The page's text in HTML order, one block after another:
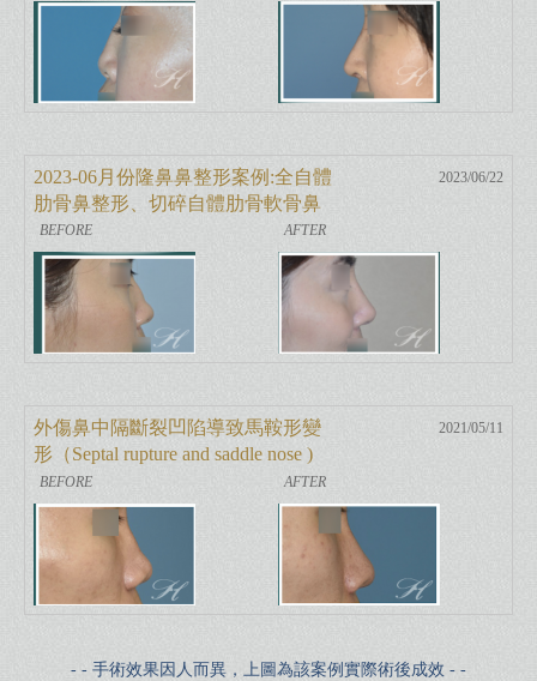
2023-06月份隆鼻鼻整形案例:全自體
肋骨鼻整形、切碎自體肋骨軟骨鼻
樑增高
2023/06/22
外傷鼻中隔斷裂凹陷導致馬鞍形變
形（Septal rupture and saddle nose )
2021/05/11
- - 手術效果因人而異，上圖為該案例實際術後成效 - -